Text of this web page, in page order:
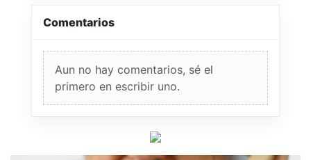
Comentarios
Aun no hay comentarios, sé el
primero en escribir uno.